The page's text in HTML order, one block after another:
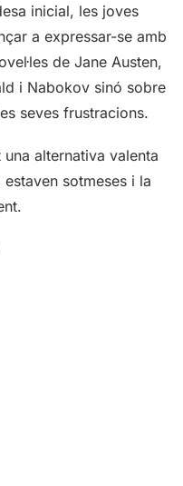
inicial, les joves
a expressar-se amb
de Jane Austen,
i Nabokov sinó sobre
seves frustracions.
alternativa valenta
sotmeses i la